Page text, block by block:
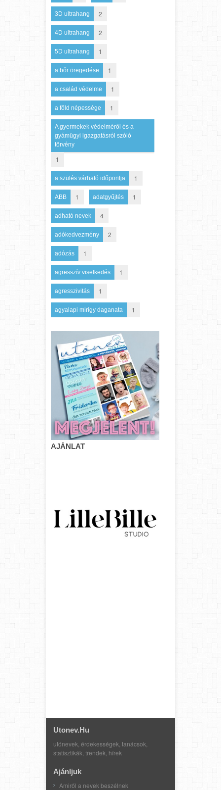
3D ultrahang 2
4D ultrahang 2
5D ultrahang 1
a bőr öregedése 1
a család védelme 1
a föld népessége 1
A gyermekek védelméről és a
gyámügyi igazgatásról szóló
törvény
1
a szülés várható időpontja 1
ABB 1 adatgyűjtés 1
adható nevek 4
adókedvezmény 2
adózás 1
agresszív viselkedés 1
agresszivitás 1
agyalapi mirigy daganata 1
AJÁNLAT
Utonev.hu
utónevek, érdekességek, tanácsok,
statisztikák, trendek, hírek
Ajánljuk
Amiről a nevek beszélnek